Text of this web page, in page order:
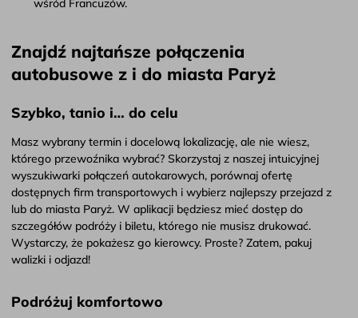
wśród Francuzów.
Znajdź najtańsze połączenia
autobusowe z i do miasta Paryż
Szybko, tanio i… do celu
Masz wybrany termin i docelową lokalizację, ale nie wiesz,
którego przewoźnika wybrać? Skorzystaj z naszej intuicyjnej
wyszukiwarki połączeń autokarowych, porównaj ofertę
dostępnych firm transportowych i wybierz najlepszy przejazd z
lub do miasta Paryż. W aplikacji będziesz mieć dostęp do
szczegółów podróży i biletu, którego nie musisz drukować.
Wystarczy, że pokażesz go kierowcy. Proste? Zatem, pakuj
walizki i odjazd!
Podróżuj komfortowo